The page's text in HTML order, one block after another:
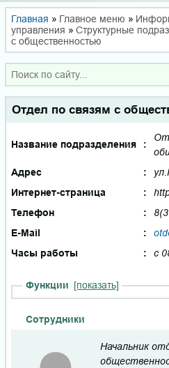
Главная » Главное меню »
управления » Структурные
с общественностью
Отдел по связям с
Название подразделения :
Адрес
:
Интернет-страница
:
Телефон
:
E-Mail
:
Часы работы
: с
Функции
Сотрудники
Начальник